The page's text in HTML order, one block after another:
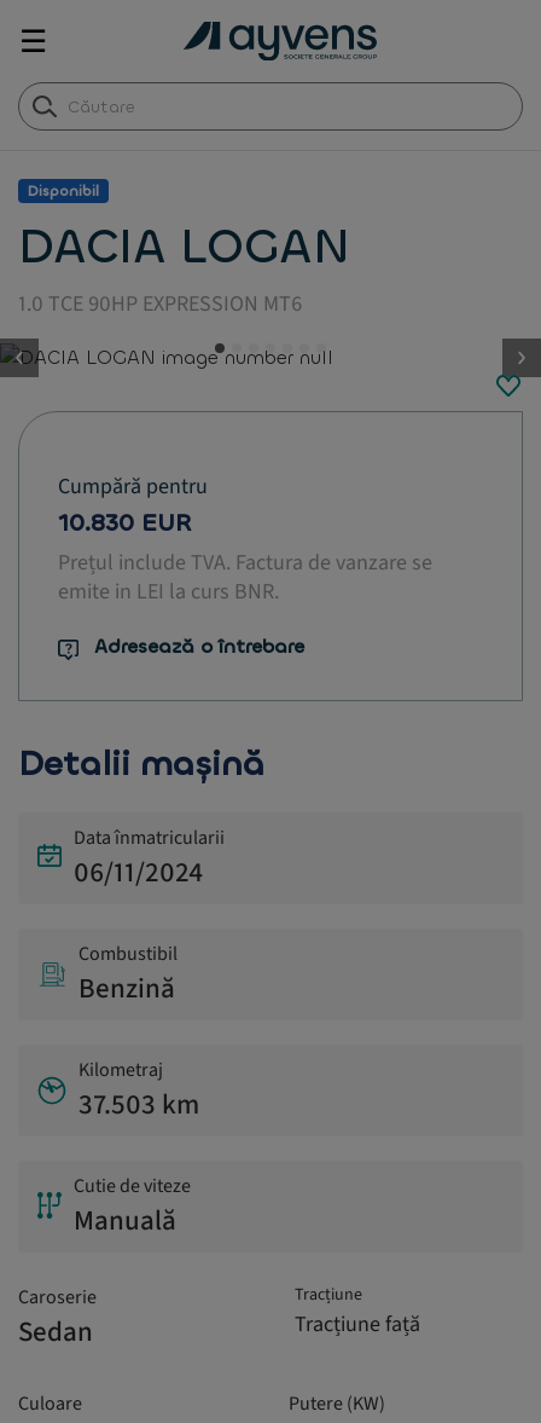
☰
Disponibil
DACIA LOGAN
1.0 TCE 90HP EXPRESSION MT6
button.previous
Cumpără pentru
10.830 EUR
Prețul include TVA. Factura de vanzare se
emite in LEI la curs BNR.
Adresează o întrebare
Detalii mașină
Data înmatricularii
06/11/2024
Combustibil
Benzină
Kilometraj
37.503 km
Cutie de viteze
Manuală
Caroserie
Sedan
Tracțiune
Tracțiune față
Culoare Putere (KW)